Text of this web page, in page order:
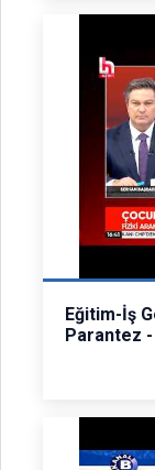
Eğitim-İş
Parantez